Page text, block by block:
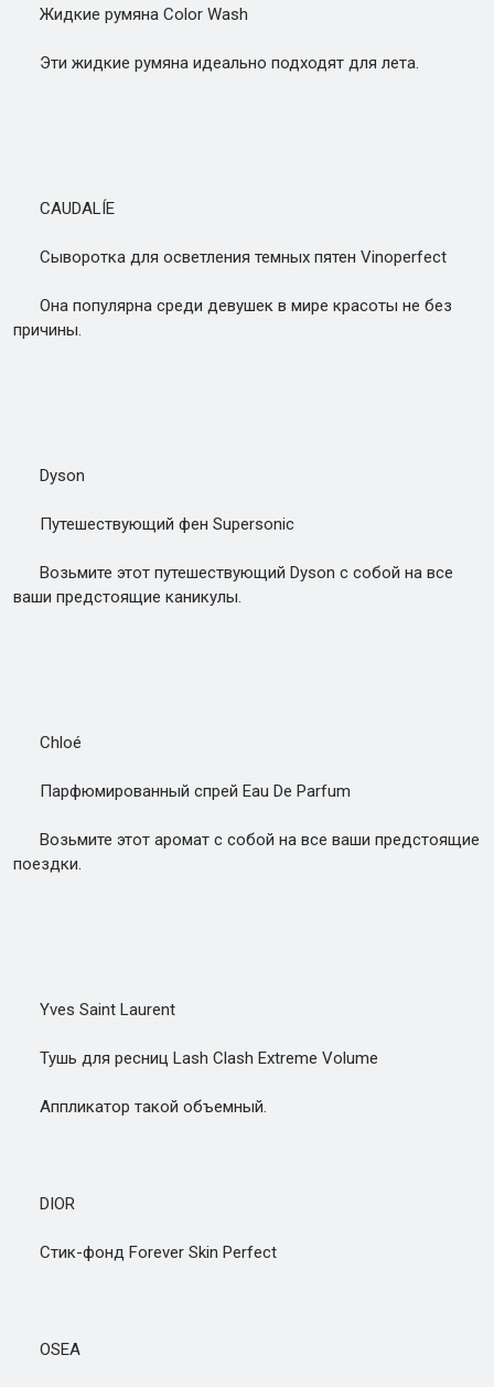
Жидкие румяна Color Wash
Эти жидкие румяна идеально подходят для лета.
CAUDALÍE
Сыворотка для осветления темных пятен Vinoperfect
Она популярна среди девушек в мире красоты не без
причины.
Dyson
Путешествующий фен Supersonic
Возьмите этот путешествующий Dyson с собой на все
ваши предстоящие каникулы.
Chloé
Парфюмированный спрей Eau De Parfum
Возьмите этот аромат с собой на все ваши предстоящие
поездки.
Yves Saint Laurent
Тушь для ресниц Lash Clash Extreme Volume
Аппликатор такой объемный.
DIOR
Стик-фонд Forever Skin Perfect
OSEA